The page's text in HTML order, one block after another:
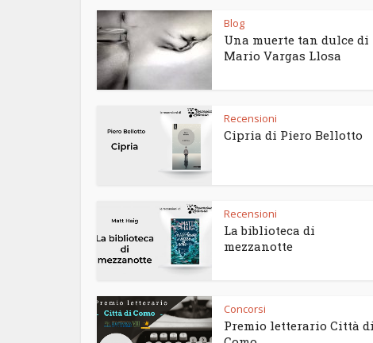
Blog
Una muerte tan dulce di
Mario Vargas Llosa
Recensioni
Cipria di Piero Bellotto
Recensioni
La biblioteca di
mezzanotte
Concorsi
Premio letterario Città di